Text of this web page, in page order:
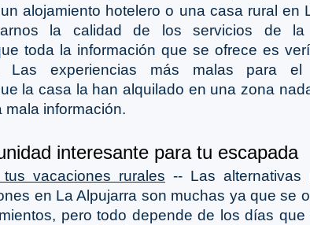
alojamiento hotelero o una casa rural en
la calidad de los servicios de
toda la información que se ofrece es
Las experiencias más malas para
la casa la han alquilado en una zona
mala información.
interesante para tu escapada
vacaciones rurales -- Las alternativas
en La Alpujarra son muchas ya que se
pero todo depende de los días que